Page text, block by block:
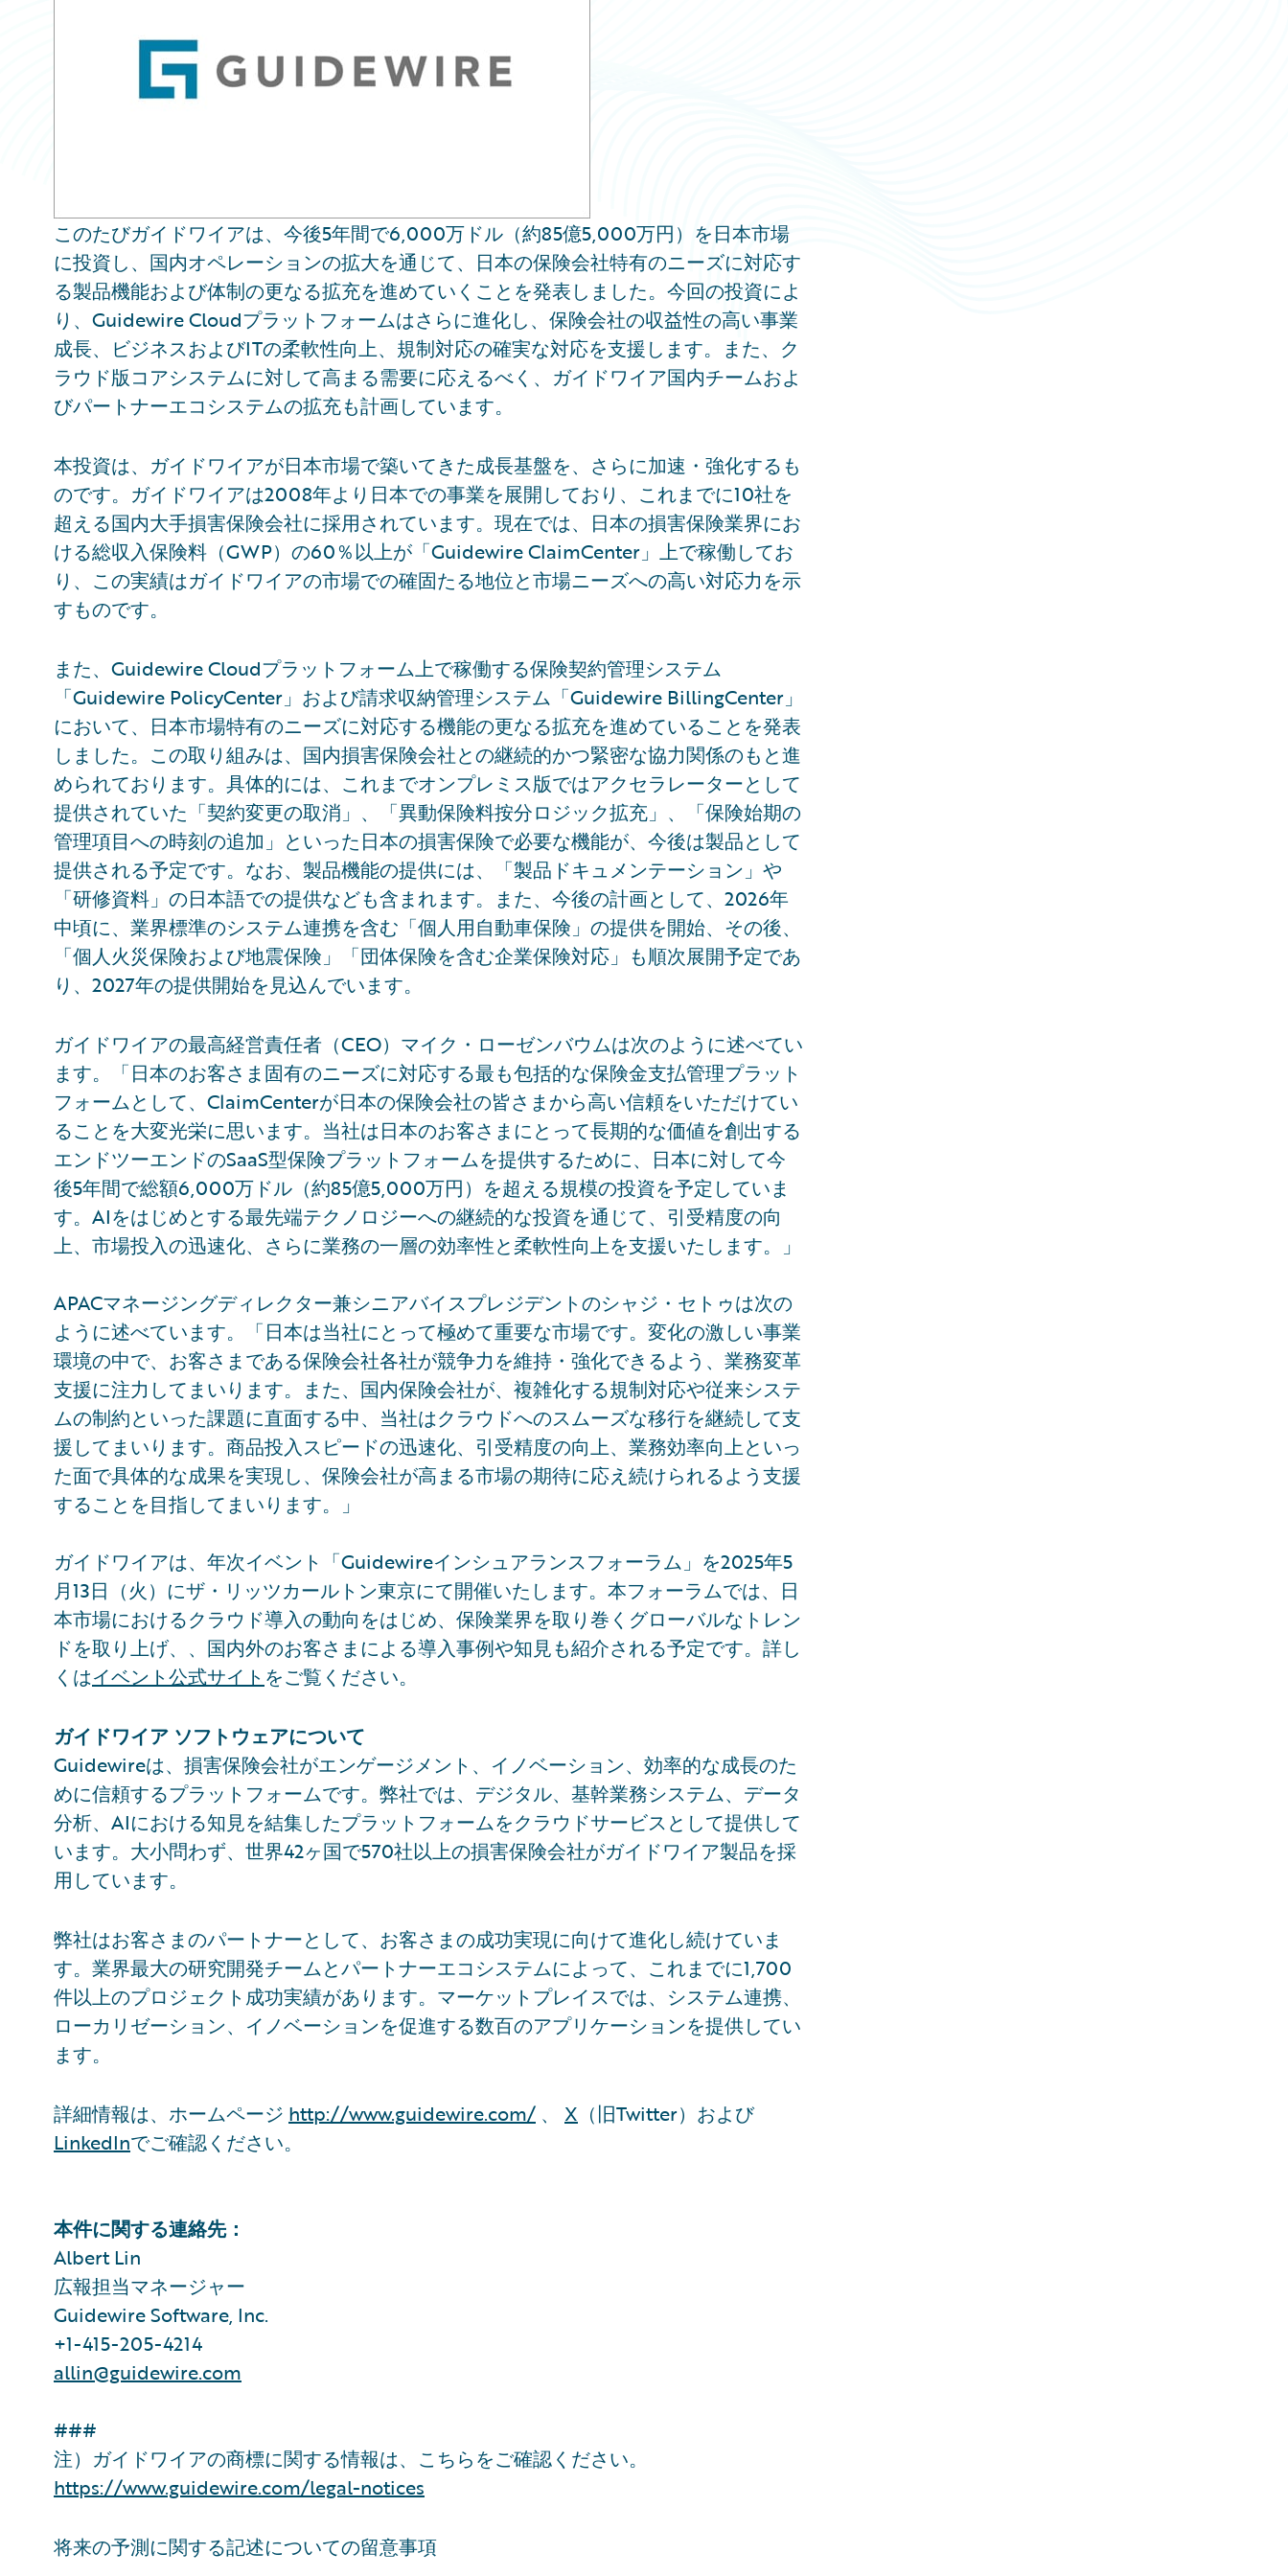
このたびガイドワイアは、今後5年間で6,000万ドル（約85億5,000万円）を日本市場
に投資し、国内オペレーションの拡大を通じて、日本の保険会社特有のニーズに対応す
る製品機能および体制の更なる拡充を進めていくことを発表しました。今回の投資によ
り、Guidewire Cloudプラットフォームはさらに進化し、保険会社の収益性の高い事業
成長、ビジネスおよびITの柔軟性向上、規制対応の確実な対応を支援します。また、ク
ラウド版コアシステムに対して高まる需要に応えるべく、ガイドワイア国内チームおよ
びパートナーエコシステムの拡充も計画しています。
本投資は、ガイドワイアが日本市場で築いてきた成長基盤を、さらに加速・強化するも
のです。ガイドワイアは2008年より日本での事業を展開しており、これまでに10社を
超える国内大手損害保険会社に採用されています。現在では、日本の損害保険業界にお
ける総収入保険料（GWP）の60％以上が「Guidewire ClaimCenter」上で稼働してお
り、この実績はガイドワイアの市場での確固たる地位と市場ニーズへの高い対応力を示
すものです。
また、Guidewire Cloudプラットフォーム上で稼働する保険契約管理システム
「Guidewire PolicyCenter」および請求収納管理システム「Guidewire BillingCenter」
において、日本市場特有のニーズに対応する機能の更なる拡充を進めていることを発表
しました。この取り組みは、国内損害保険会社との継続的かつ緊密な協力関係のもと進
められております。具体的には、これまでオンプレミス版ではアクセラレーターとして
提供されていた「契約変更の取消」、「異動保険料按分ロジック拡充」、「保険始期の
管理項目への時刻の追加」といった日本の損害保険で必要な機能が、今後は製品として
提供される予定です。なお、製品機能の提供には、「製品ドキュメンテーション」や
「研修資料」の日本語での提供なども含まれます。また、今後の計画として、2026年
中頃に、業界標準のシステム連携を含む「個人用自動車保険」の提供を開始、その後、
「個人火災保険および地震保険」「団体保険を含む企業保険対応」も順次展開予定であ
り、2027年の提供開始を見込んでいます。
ガイドワイアの最高経営責任者（CEO）マイク・ローゼンバウムは次のように述べてい
ます。「日本のお客さま固有のニーズに対応する最も包括的な保険金支払管理プラット
フォームとして、ClaimCenterが日本の保険会社の皆さまから高い信頼をいただけてい
ることを大変光栄に思います。当社は日本のお客さまにとって長期的な価値を創出する
エンドツーエンドのSaaS型保険プラットフォームを提供するために、日本に対して今
後5年間で総額6,000万ドル（約85億5,000万円）を超える規模の投資を予定していま
す。AIをはじめとする最先端テクノロジーへの継続的な投資を通じて、引受精度の向
上、市場投入の迅速化、さらに業務の一層の効率性と柔軟性向上を支援いたします。」
APACマネージングディレクター兼シニアバイスプレジデントのシャジ・セトゥは次の
ように述べています。「日本は当社にとって極めて重要な市場です。変化の激しい事業
環境の中で、お客さまである保険会社各社が競争力を維持・強化できるよう、業務変革
支援に注力してまいります。また、国内保険会社が、複雑化する規制対応や従来システ
ムの制約といった課題に直面する中、当社はクラウドへのスムーズな移行を継続して支
援してまいります。商品投入スピードの迅速化、引受精度の向上、業務効率向上といっ
た面で具体的な成果を実現し、保険会社が高まる市場の期待に応え続けられるよう支援
することを目指してまいります。」
ガイドワイアは、年次イベント「Guidewireインシュアランスフォーラム」を2025年5
月13日（火）にザ・リッツカールトン東京にて開催いたします。本フォーラムでは、日
本市場におけるクラウド導入の動向をはじめ、保険業界を取り巻くグローバルなトレン
ドを取り上げ、、国内外のお客さまによる導入事例や知見も紹介される予定です。詳し
くはイベント公式サイト をご覧ください。
ガイドワイア ソフトウェアについて
Guidewireは、損害保険会社がエンゲージメント、イノベーション、効率的な成長のた
めに信頼するプラットフォームです。弊社では、デジタル、基幹業務システム、データ
分析、AIにおける知見を結集したプラットフォームをクラウドサービスとして提供して
います。大小問わず、世界42ヶ国で570社以上の損害保険会社がガイドワイア製品を採
用しています。
弊社はお客さまのパートナーとして、お客さまの成功実現に向けて進化し続けていま
す。業界最大の研究開発チームとパートナーエコシステムによって、これまでに1,700
件以上のプロジェクト成功実績があります。マーケットプレイスでは、システム連携、
ローカリゼーション、イノベーションを促進する数百のアプリケーションを提供してい
ます。
詳細情報は、ホームページ http://www.guidewire.com/ 、 X （旧Twitter）および
LinkedInでご確認ください。
本件に関する連絡先：
Albert Lin
広報担当マネージャー
Guidewire Software, Inc.
+1-415-205-4214
allin@guidewire.com
###
注）ガイドワイアの商標に関する情報は、こちらをご確認ください。
https://www.guidewire.com/legal-notices
将来の予測に関する記述についての留意事項